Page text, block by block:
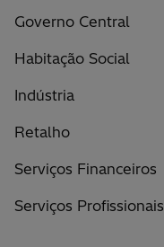
Governo Central
Habitação Social
Indústria
Retalho
Serviços Financeiros
Serviços Profissionais